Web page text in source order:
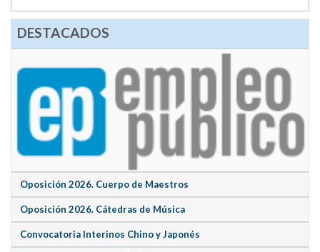
DESTACADOS
Oposición 2026. Cuerpo de Maestros
Oposición 2026. Cátedras de Música
Convocatoria Interinos Chino y Japonés